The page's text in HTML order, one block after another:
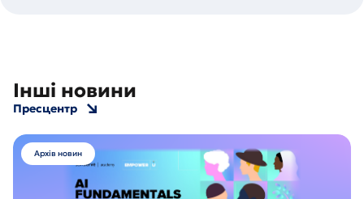
Інші новини
Пресцентр
Архів новин